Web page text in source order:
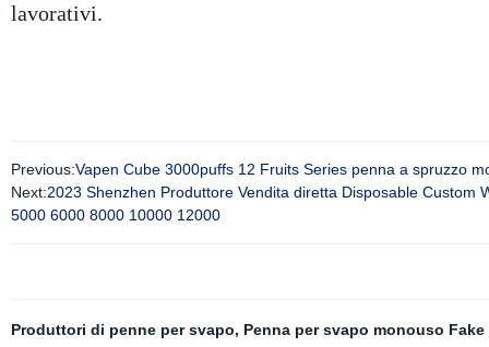
lavorativi.
Previous:Vapen Cube 3000puffs 12 Fruits Series penna a spruzzo
Next:2023 Shenzhen Produttore Vendita diretta Disposable
5000 6000 8000 10000 12000
Produttori di penne per svapo, Penna per svapo monouso